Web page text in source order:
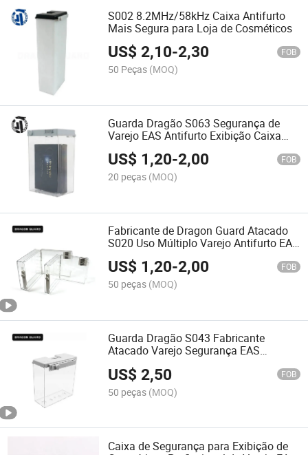
S002 8.2MHz/58kHz Caixa Antifurto
Mais Segura para Loja de Cosméticos
US$2,10-2,30 FOB
50 Peças (MOQ)
Guarda Dragão S063 Segurança de
Varejo EAS Antifurto Exibição Caixa
Mais Segura
US$ 1,20-2,00 FOB
20 peças (MOQ)
Fabricante de Dragon Guard Atacado
S020 Uso Múltiplo Varejo Antifurto EAS
Caixa Mais Segura
US$ 1,20-2,00 FOB
50 peças (MOQ)
Guarda Dragão S043 Fabricante
Atacado Varejo Segurança EAS
US$2,50 FOB
50 peças (MOQ)
Caixa de Segurança para Exibição de